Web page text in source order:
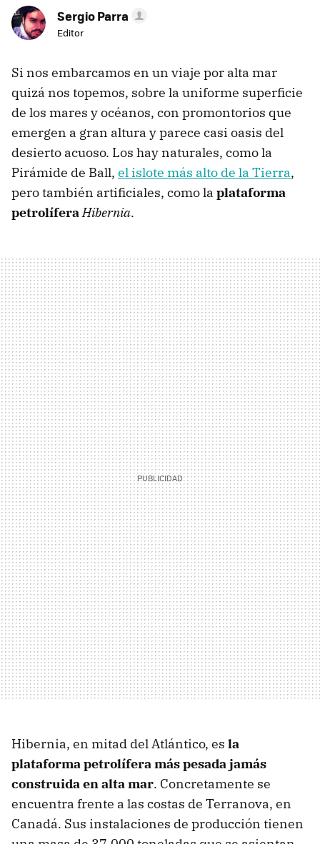
Sergio Parra
Editor
Si nos embarcamos en un viaje por alta mar
quizá nos topemos, sobre la uniforme superficie
de los mares y océanos, con promontorios que
emergen a gran altura y parece casi oasis del
desierto acuoso. Los hay naturales, como la
Pirámide de Ball, el islote más alto de la Tierra,
pero también artificiales, como la plataforma
petrolíferaHibernia.
Hibernia, en mitad del Atlántico, es la
plataforma petrolífera más pesada jamás
construida en alta mar. Concretamente se
encuentra frente a las costas de Terranova, en
Canadá. Sus instalaciones de producción tienen